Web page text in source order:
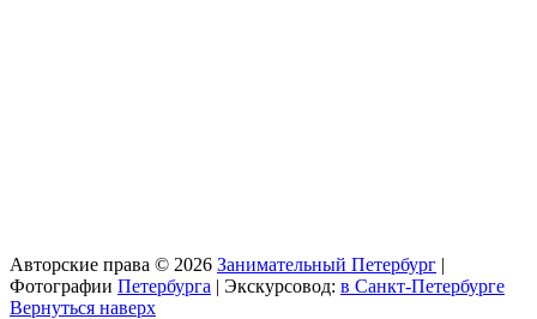
Авторские права © 2026 Занимательный Петербург |
Фотографии Петербурга | Экскурсовод: в Санкт-Петербурге
Вернуться наверх